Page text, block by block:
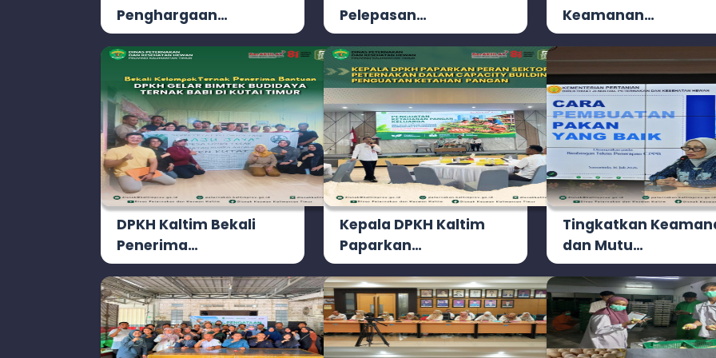
Penghargaan…
Pelepasan…
Keamanan…
DPKH Kaltim Bekali
Penerima…
Kepala DPKH Kaltim
Paparkan…
Tingkatkan
dan Mutu…